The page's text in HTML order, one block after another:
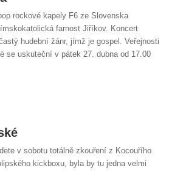
rockové kapely F6 ze Slovenska
farnost Jiříkov. Koncert
hudební žánr, jímž je gospel. Veřejnosti
se uskuteční v pátek 27. dubna od 17.00
v sobotu totálně zkouření z Kocouřího
kickboxu, byla by tu jedna velmi